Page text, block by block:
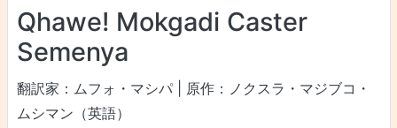
Qhawe! Mokgadi Caster
Semenya
翻訳家：ムフォ・マシパ | 原作：ノクスラ・マジブコ・
ムシマン（英語）